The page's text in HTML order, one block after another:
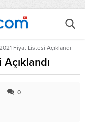
Fiyat Listesi Açıklandı
0